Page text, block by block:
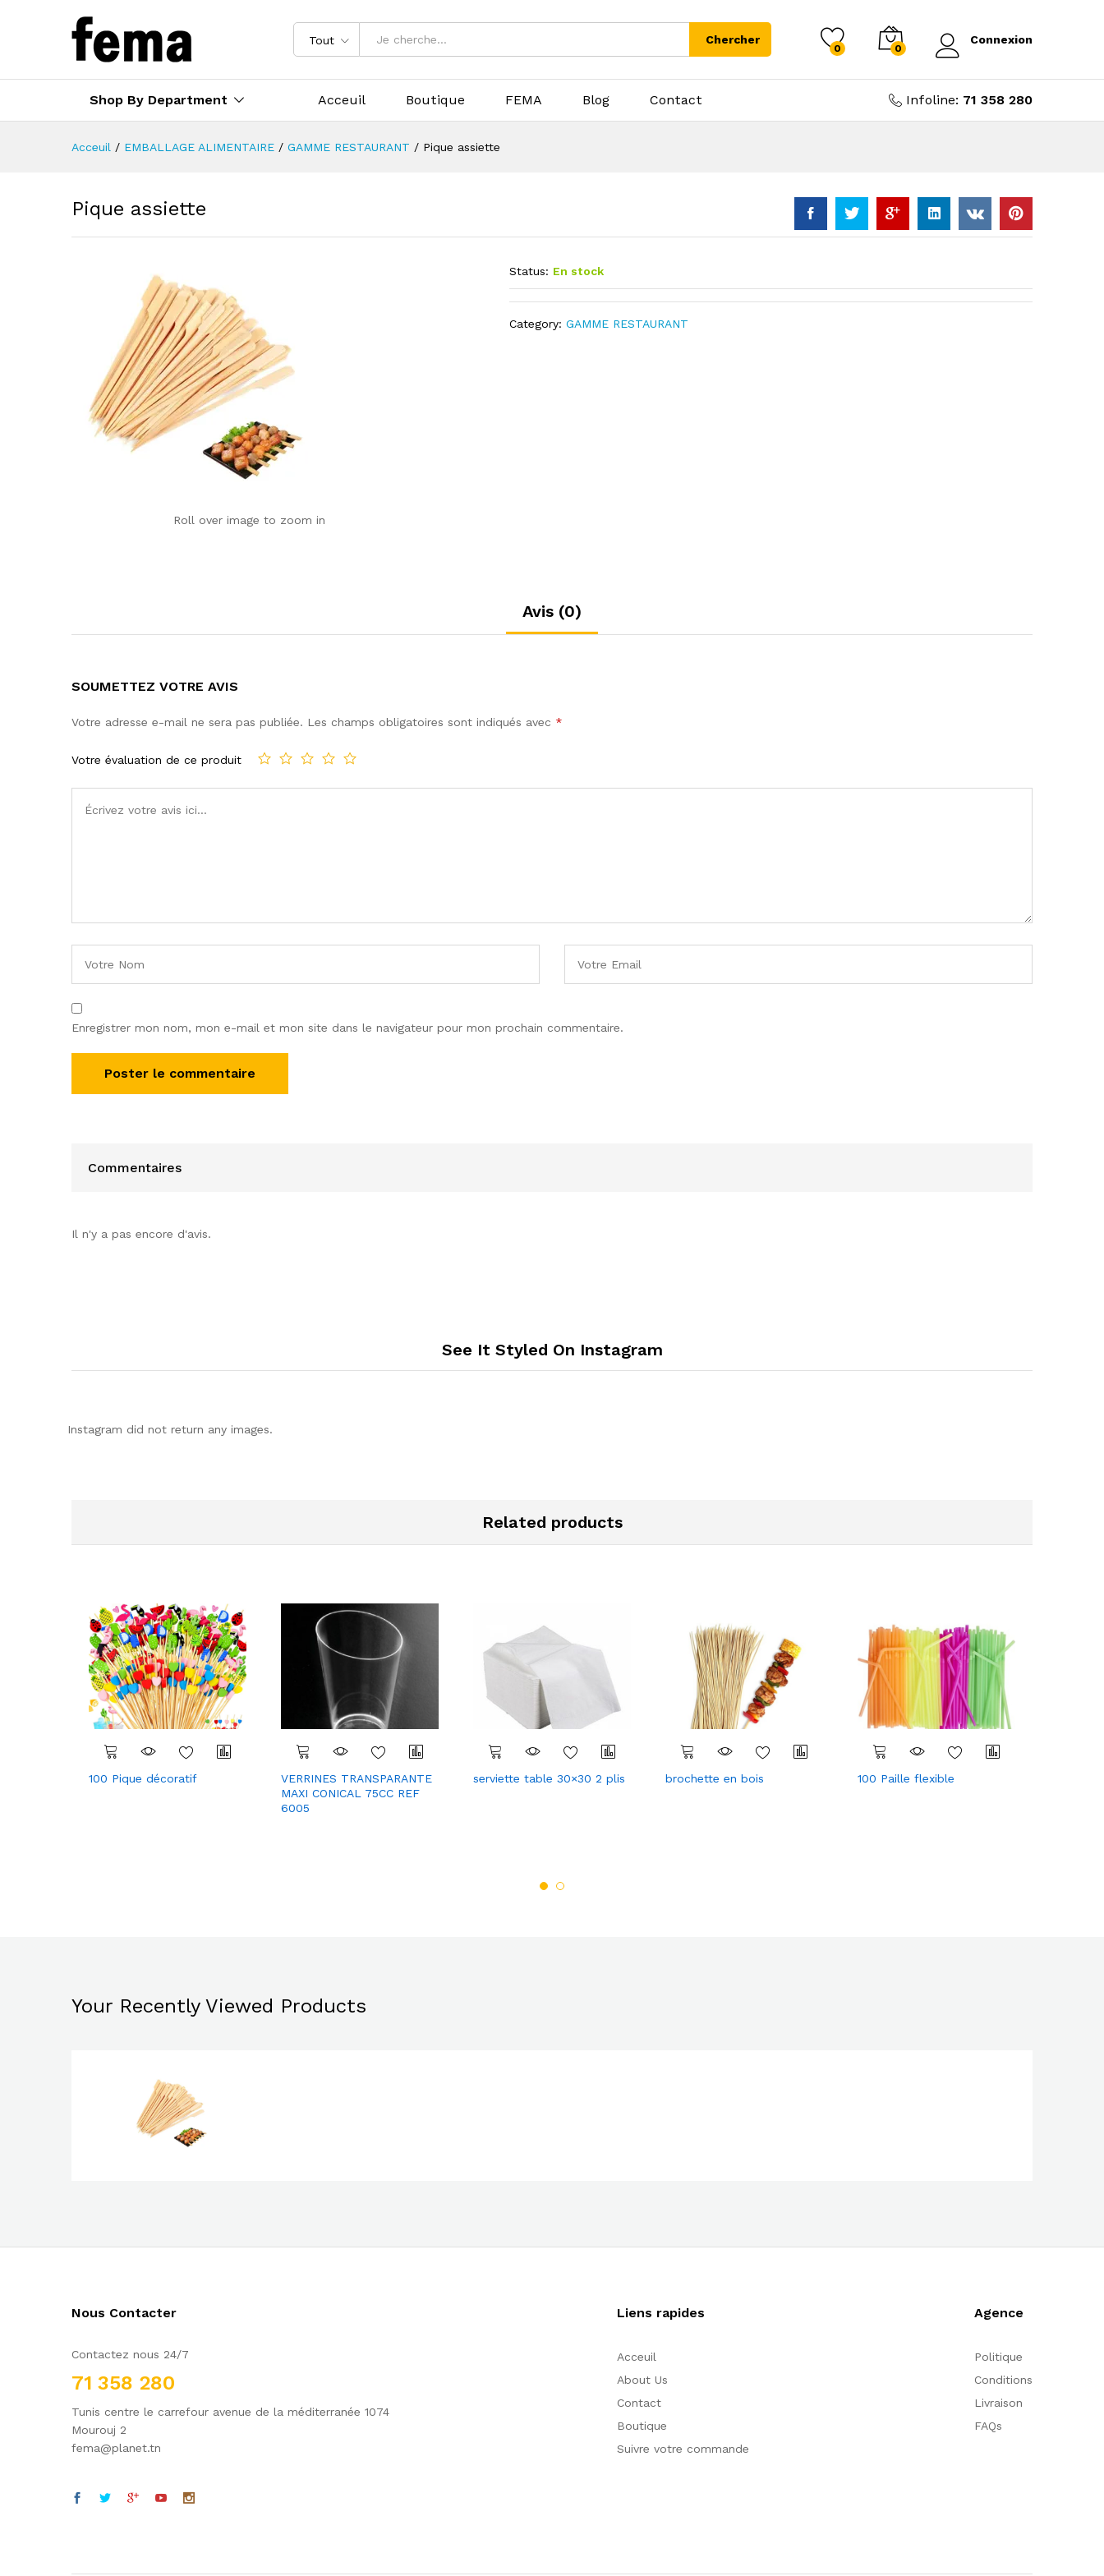
Tout Chercher
0 0
Connexion
Shop By Department Acceuil Boutique FEMA Blog Contact Infoline: 71 358 280
Acceuil / EMBALLAGE ALIMENTAIRE / GAMME RESTAURANT / Pique assiette
Pique assiette
Roll over image to zoom in
Status: En stock
Category:GAMME RESTAURANT
Avis (0)
SOUMETTEZ VOTRE AVIS
Votre adresse e-mail ne sera pas publiée. Les champs obligatoires sont indiqués avec *
Votre évaluation de ce produit
Enregistrer mon nom, mon e-mail et mon site dans le navigateur pour mon prochain commentaire.
Commentaires
Il n'y a pas encore d'avis.
See It Styled On Instagram
Instagram did not return any images.
Related products
100 Pique décoratif Com
VERRINES TRANSPARANTE
MAXI CONICAL 75CC REF
6005
Com
serviette table 30×30 2 plis brochette en bois 100 Paille flexible
Your Recently Viewed Products
Nous Contacter
Contactez nous 24/7
71 358 280
Tunis centre le carrefour avenue de la méditerranée 1074
Mourouj 2
fema@planet.tn
Liens rapides
Acceuil
About Us
Contact
Boutique
Suivre votre commande
Agence
Politique
Conditions
Livraison
FAQs